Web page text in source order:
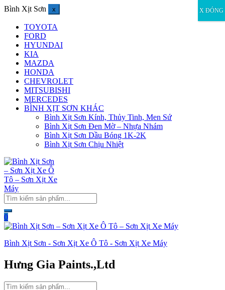
Bình Xịt Sơn x
TOYOTA
FORD
HYUNDAI
KIA
MAZDA
HONDA
CHEVROLET
MITSUBISHI
MERCEDES
BÌNH XỊT SƠN KHÁC
Bình Xịt Sơn Kính, Thủy Tinh, Men Sứ
Bình Xịt Sơn Đen Mờ – Nhựa Nhám
Bình Xịt Sơn Dầu Bóng 1K-2K
Bình Xịt Sơn Chịu Nhiệt
0
Bình Xịt Sơn - Sơn Xịt Xe Ô Tô - Sơn Xịt Xe Máy
Hưng Gia Paints.,Ltd
X ĐÓNG